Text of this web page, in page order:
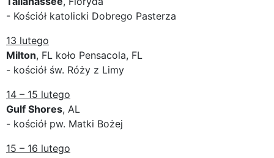
- Kościół katolicki Dobrego Pasterza
13 lutego
Milton, FL koło Pensacola, FL
- kościół św. Róży z Limy
14 – 15 lutego
Gulf Shores, AL
- kościół pw. Matki Bożej
15 – 16 lutego